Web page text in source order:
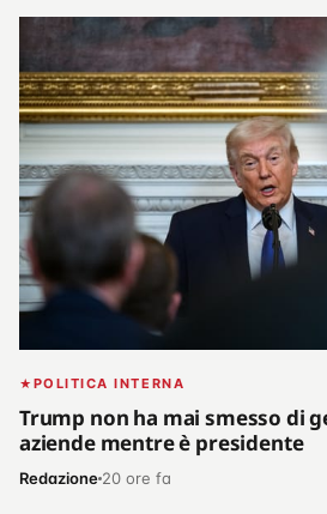
POLITICA INTERNA
Trump non ha mai smesso di
aziende mentre è presidente
Redazione 20 ore fa